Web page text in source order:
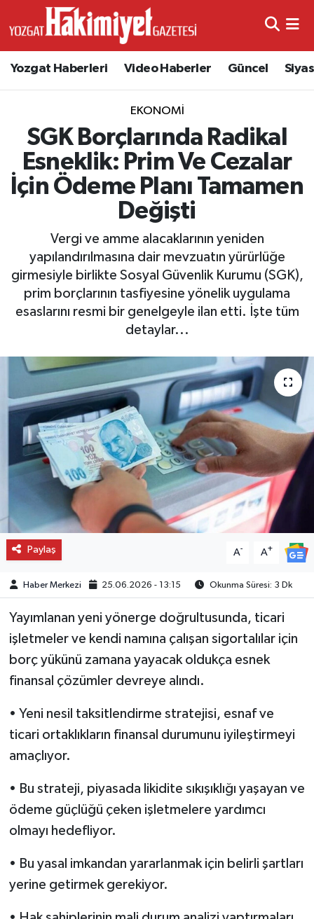
Yozgat Haberleri Video Haberler Güncel
EKONOMI
SGK Borçlarında Radikal
Esneklik: Prim Ve Cezalar
İçin Ödeme Planı Tamamen
Değişti
Vergi ve amme alacaklarının yeniden
yapılandırılmasına dair mevzuatın yürürlüğe
girmesiyle birlikte Sosyal Güvenlik Kurumu (SGK),
prim borçlarının tasfiyesine yönelik uygulama
esaslarını resmi bir genelgeyle ilan etti. İşte tüm
detaylar...
Paylaş A- A+
Haber Merkezi 25.06.2026 - 13:15 Okunma Süresi: 3 Dk
Yayımlanan yeni yönerge doğrultusunda, ticari
işletmeler ve kendi namına çalışan sigortalılar için
borç yükünü zamana yayacak oldukça esnek
finansal çözümler devreye alındı.
• Yeni nesil taksitlendirme stratejisi, esnaf ve
ticari ortaklıkların finansal durumunu iyileştirmeyi
amaçlıyor.
• Bu strateji, piyasada likidite sıkışıklığı yaşayan ve
ödeme güçlüğü çeken işletmelere yardımcı
olmayı hedefliyor.
• Bu yasal imkandan yararlanmak için belirli şartları
yerine getirmek gerekiyor.